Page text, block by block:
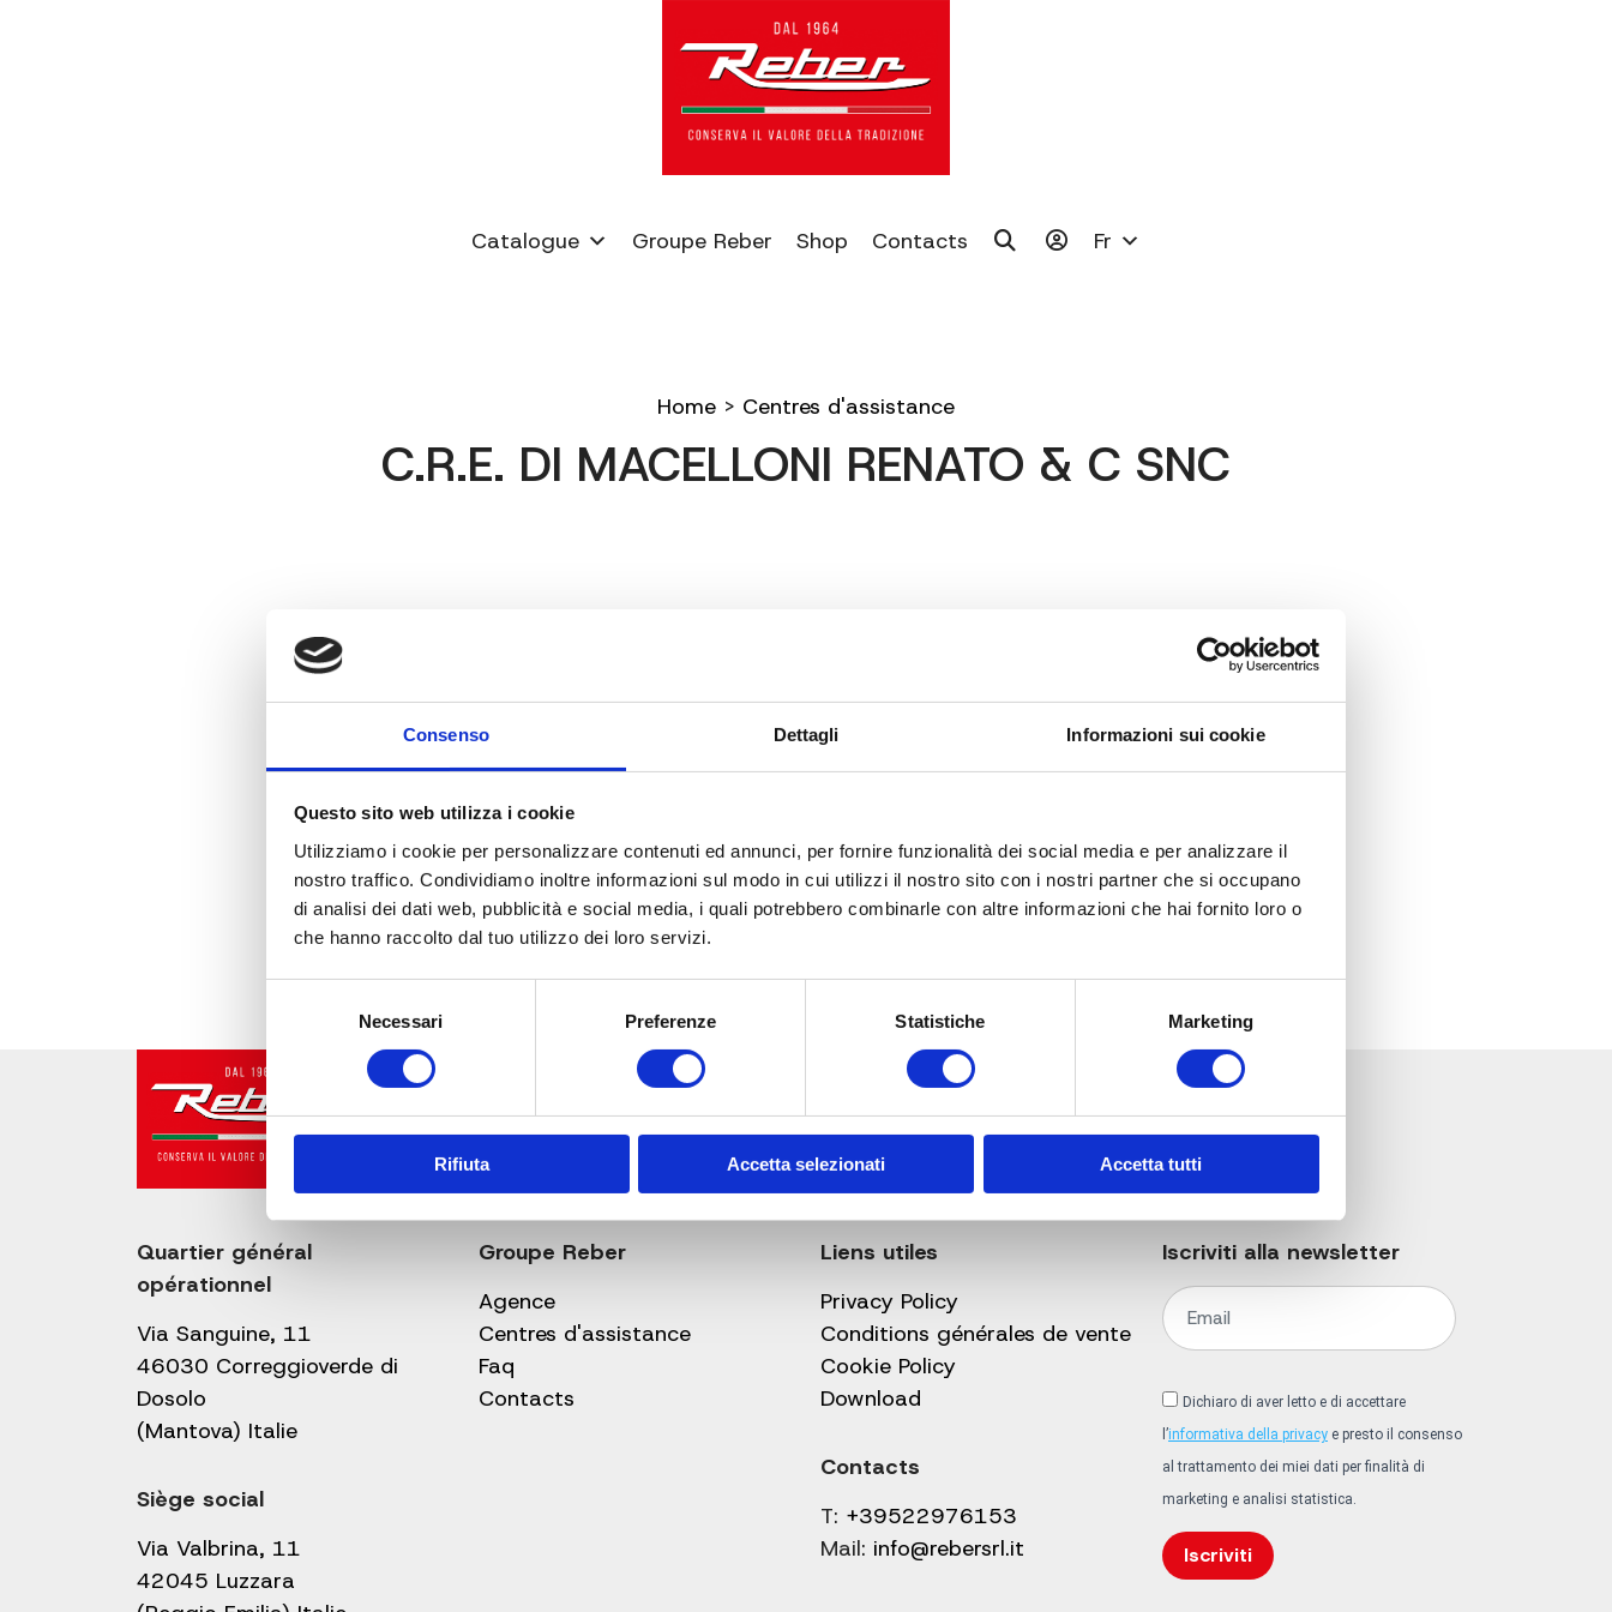
Consenso Dettagli Informazioni sui cookie
Questo sito web utilizza i cookie
Utilizziamo i cookie per personalizzare contenuti ed annunci, per fornire funzionalità dei social media e per analizzare il
nostro traffico. Condividiamo inoltre informazioni sul modo in cui utilizzi il nostro sito con i nostri partner che si occupano
di analisi dei dati web, pubblicità e social media, i quali potrebbero combinarle con altre informazioni che hai fornito loro o
che hanno raccolto dal tuo utilizzo dei loro servizi.
consenso
Necessari Preferenze Statistiche Marketing
Rifiuta Accetta selezionati Accetta tutti
Catalogue Groupe Reber Shop Contacts Fr
Home > Centres d'assistance
C.R.E. DI MACELLONI RENATO & C SNC
PHONE
cre.li@tin.it
Quartier général
opérationnel
Via Sanguine, 11
46030 Correggioverde di
Dosolo
(Mantova) Italie
Siège social
Via Valbrina, 11
42045 Luzzara
Groupe Reber
Agence
Centres d'assistance
Faq
Contacts
Liens utiles
Privacy Policy
Conditions générales de vente
Cookie Policy
Download
Contacts
T: +39522976153
Mail: info@rebersrl.it
Iscriviti alla newsletter
Dichiaro di aver letto e di accettare
l’informativa della privacy e presto il consenso
al trattamento dei miei dati per finalità di
marketing e analisi statistica.
Iscriviti